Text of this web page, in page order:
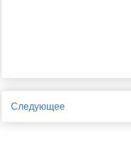
Следующее